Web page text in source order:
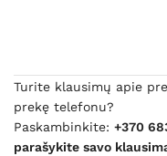
Turite klausimų apie
prekę telefonu?
Paskambinkite: +370
parašykite savo